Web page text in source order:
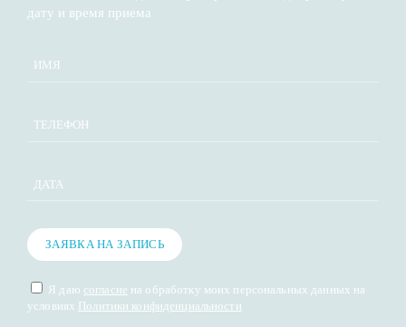
дату и время приема​
ДАТА
ЗАЯВКА НА ЗАПИСЬ
Я даю согласие на обработку моих персональных данных на
условиях Политики конфиденциальности